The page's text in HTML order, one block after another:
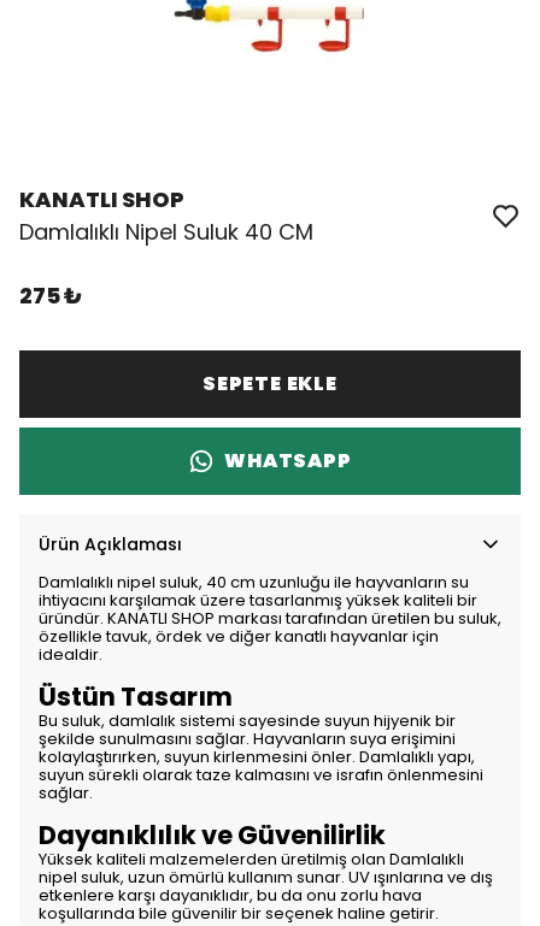
KANATLI SHOP
Damlalıklı Nipel Suluk 40 CM
275 ₺
SEPETE EKLE
WHATSAPP
Ürün Açıklaması
Damlalıklı nipel suluk, 40 cm uzunluğu ile hayvanların su
ihtiyacını karşılamak üzere tasarlanmış yüksek kaliteli bir
üründür. KANATLI SHOP markası tarafından üretilen bu suluk,
özellikle tavuk, ördek ve diğer kanatlı hayvanlar için
idealdir.
Üstün Tasarım
Bu suluk, damlalık sistemi sayesinde suyun hijyenik bir
şekilde sunulmasını sağlar. Hayvanların suya erişimini
kolaylaştırırken, suyun kirlenmesini önler. Damlalıklı yapı,
suyun sürekli olarak taze kalmasını ve israfın önlenmesini
sağlar.
Dayanıklılık ve Güvenilirlik
Yüksek kaliteli malzemelerden üretilmiş olan Damlalıklı
nipel suluk, uzun ömürlü kullanım sunar. UV ışınlarına ve dış
etkenlere karşı dayanıklıdır, bu da onu zorlu hava
koşullarında bile güvenilir bir seçenek haline getirir.